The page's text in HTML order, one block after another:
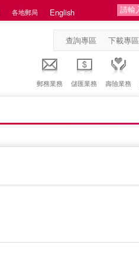
各地郵局 English
查詢專區 下載專區
郵務業務 儲匯業務 壽險業務